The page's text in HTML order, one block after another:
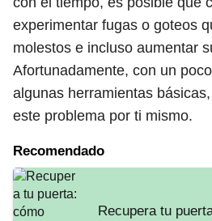
experimentar fugas o goteos
molestos e incluso aumentar
Afortunadamente, con un
algunas herramientas
este problema por ti mismo.
Recomendado
Recupera tu